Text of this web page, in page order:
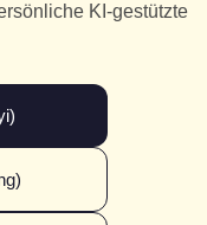
KI-gestützte